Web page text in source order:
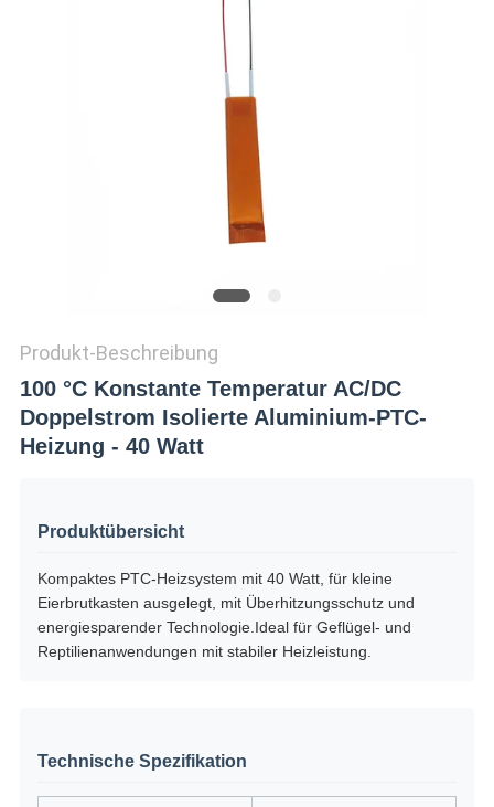
Produkt-Beschreibung
100 °C Konstante Temperatur AC/DC
Doppelstrom Isolierte Aluminium-PTC-
Heizung - 40 Watt
Produktübersicht
Kompaktes PTC-Heizsystem mit 40 Watt, für kleine
Eierbrutkasten ausgelegt, mit Überhitzungsschutz und
energiesparender Technologie.Ideal für Geflügel- und
Reptilienanwendungen mit stabiler Heizleistung.
Technische Spezifikation